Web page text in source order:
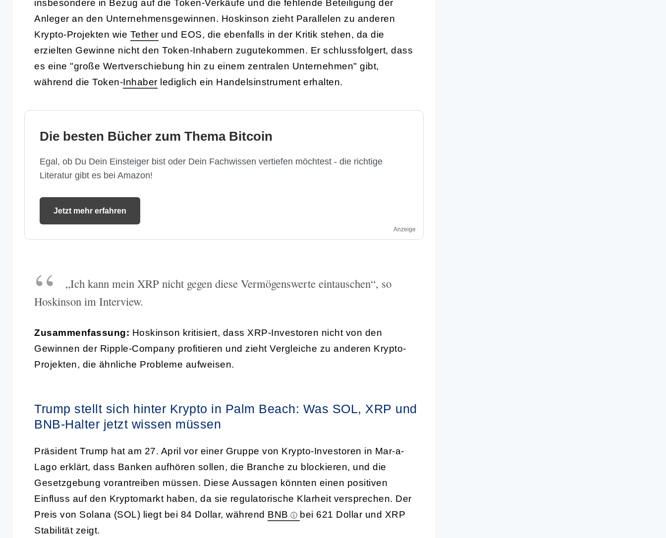
insbesondere in Bezug auf die Token-Verkäufe und die fehlende Beteiligung der
Anleger an den Unternehmensgewinnen. Hoskinson zieht Parallelen zu anderen
Krypto-Projekten wie Tether und EOS, die ebenfalls in der Kritik stehen, da die
erzielten Gewinne nicht den Token-Inhabern zugutekommen. Er schlussfolgert, dass
es eine "große Wertverschiebung hin zu einem zentralen Unternehmen" gibt,
während die Token-Inhaber lediglich ein Handelsinstrument erhalten.
Die besten Bücher zum Thema Bitcoin
Egal, ob Du Dein Einsteiger bist oder Dein Fachwissen vertiefen möchtest - die richtige
Literatur gibt es bei Amazon!
Jetzt mehr erfahren
Anzeige
„Ich kann mein XRP nicht gegen diese Vermögenswerte eintauschen“, so
Hoskinson im Interview.
Zusammenfassung: Hoskinson kritisiert, dass XRP-Investoren nicht von den
Gewinnen der Ripple-Company profitieren und zieht Vergleiche zu anderen Krypto-
Projekten, die ähnliche Probleme aufweisen.
Trump stellt sich hinter Krypto in Palm Beach: Was SOL, XRP und
BNB-Halter jetzt wissen müssen
Präsident Trump hat am 27. April vor einer Gruppe von Krypto-Investoren in Mar-a-
Lago erklärt, dass Banken aufhören sollen, die Branche zu blockieren, und die
Gesetzgebung vorantreiben müssen. Diese Aussagen könnten einen positiven
Einfluss auf den Kryptomarkt haben, da sie regulatorische Klarheit versprechen. Der
Preis von Solana (SOL) liegt bei 84 Dollar, während BNB
bei 621 Dollar und XRP
Stabilität zeigt.